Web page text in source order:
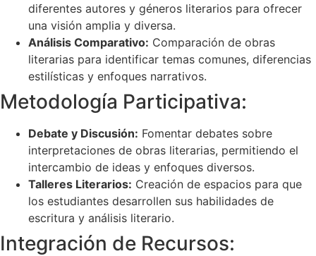
diferentes autores y géneros literarios para ofrecer
una visión amplia y diversa.
Análisis Comparativo: Comparación de obras
literarias para identificar temas comunes, diferencias
estilísticas y enfoques narrativos.
Metodología Participativa:
Debate y Discusión: Fomentar debates sobre
interpretaciones de obras literarias, permitiendo el
intercambio de ideas y enfoques diversos.
Talleres Literarios: Creación de espacios para que
los estudiantes desarrollen sus habilidades de
escritura y análisis literario.
Integración de Recursos: